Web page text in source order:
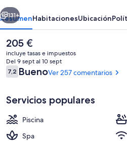
Siguiente
131+
ResumenHabitacionesUbicación
El
precio
actual
es
de
205 €
incluye tasas e impuestos
Del 9 sept al 10 sept
Comentarios
7,27,2 de 10
BuenoVer 257 comentarios
Servicios populares
Piscina
Spa